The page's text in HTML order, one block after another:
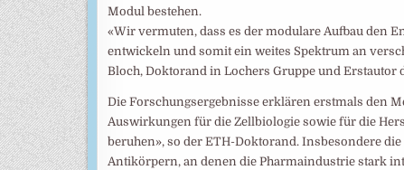
Modul bestehen.
«Wir vermuten, dass es der modulare Aufbau den
entwickeln und somit ein weites Spektrum an
Bloch, Doktorand in Lochers Gruppe und Erstautor
Die Forschungsergebnisse erklären erstmals den
Auswirkungen für die Zellbiologie sowie für die
beruhen», so der ETH-​Doktorand. Insbesondere
Antikörpern, an denen die Pharmaindustrie stark